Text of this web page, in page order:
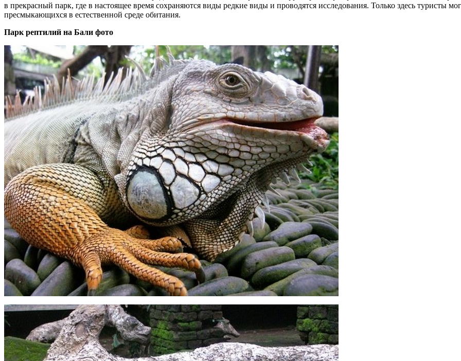
в прекрасный парк, где в настоящее время сохраняются виды редкие виды и проводятся исследования. Только здесь туристы
пресмыкающихся в естественной среде обитания.
Парк рептилий на Бали фото